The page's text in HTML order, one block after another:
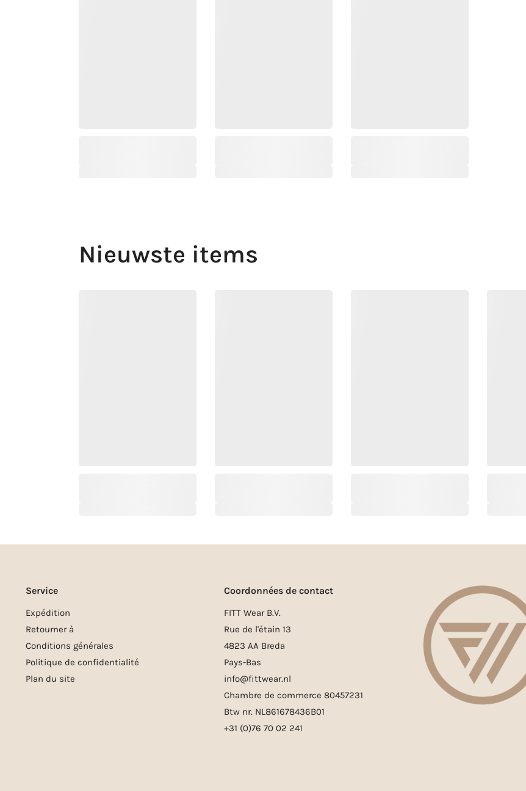
Nieuwste items
Service
Expédition
Retourner à
Conditions générales
Politique de confidentialité
Plan du site
Coordonnées de contact
FITT Wear B.V.
Rue de l'étain 13
4823 AA Breda
Pays-Bas
info@fittwear.nl
Chambre de commerce 80457231
Btw nr. NL861678436B01
+31 (0)76 70 02 241